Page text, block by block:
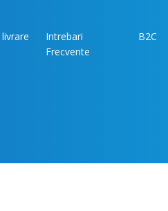
Intrebari
Frecvente
B2C